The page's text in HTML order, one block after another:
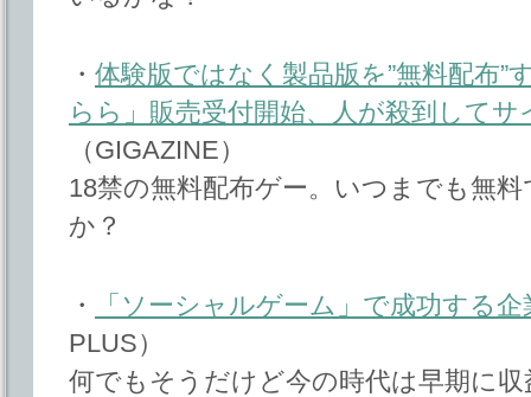
・ 体験版ではなく製品版を”無料配布”
らら」販売受付開始、人が殺到して
（GIGAZINE）
18禁の無料配布ゲー。いつまでも無
か？
・
「ソーシャルゲーム」で成功する
PLUS）
何でもそうだけど今の時代は早期に